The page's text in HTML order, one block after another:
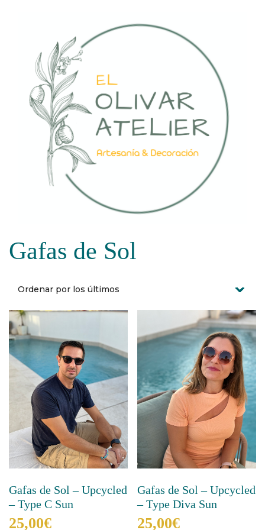
Gafas de Sol
Gafas de Sol – Upcycled
– Type C Sun
25,00€
Gafas de Sol – Upcycled
– Type Diva Sun
25,00€